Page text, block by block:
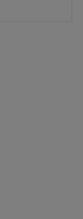
cause content on the page to